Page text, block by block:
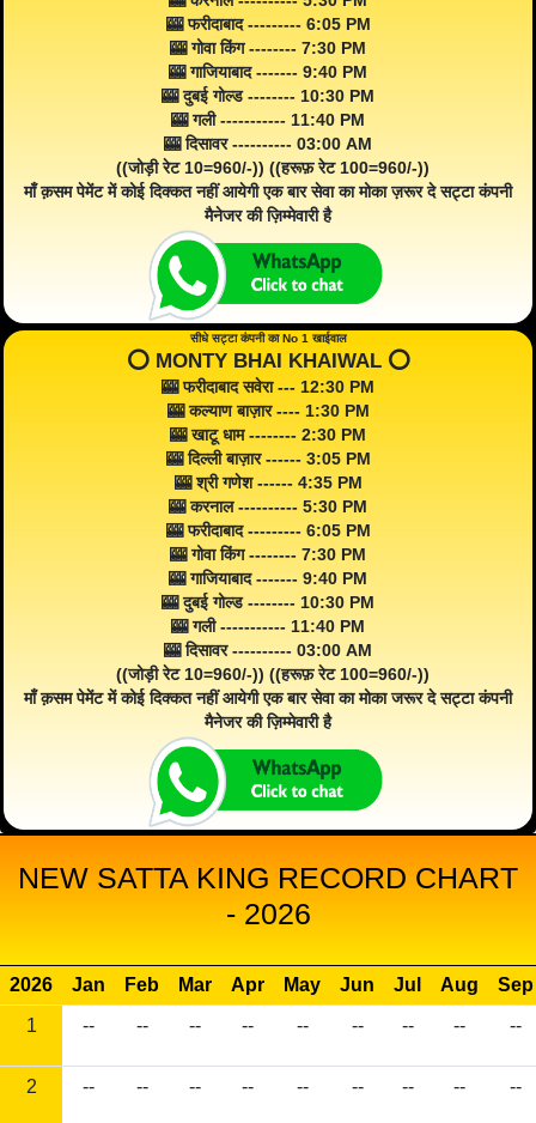
🎰 फरीदाबाद --------- 6:05 PM
🎰 गोवा किंग -------- 7:30 PM
🎰 गाजियाबाद ------- 9:40 PM
🎰 दुबई गोल्ड -------- 10:30 PM
🎰 गली ----------- 11:40 PM
🎰 दिसावर ---------- 03:00 AM
((जोड़ी रेट 10=960/-)) ((हरूफ़ रेट 100=960/-))
माँ क़सम पेमेंट में कोई दिक्कत नहीं आयेगी एक बार सेवा का मोका ज़रूर दे सट्टा कंपनी
मैनेजर की ज़िम्मेवारी है
सीधे सट्टा कंपनी का No 1 खाईवाल
⭕️ MONTY BHAI KHAIWAL ⭕️
🎰 फरीदाबाद सवेरा --- 12:30 PM
🎰 कल्याण बाज़ार ---- 1:30 PM
🎰 खाटू धाम -------- 2:30 PM
🎰 दिल्ली बाज़ार ------ 3:05 PM
🎰 श्री गणेश ------ 4:35 PM
🎰 करनाल ---------- 5:30 PM
🎰 फरीदाबाद --------- 6:05 PM
🎰 गोवा किंग -------- 7:30 PM
🎰 गाजियाबाद ------- 9:40 PM
🎰 दुबई गोल्ड -------- 10:30 PM
🎰 गली ----------- 11:40 PM
🎰 दिसावर ---------- 03:00 AM
((जोड़ी रेट 10=960/-)) ((हरूफ़ रेट 100=960/-))
माँ क़सम पेमेंट में कोई दिक्कत नहीं आयेगी एक बार सेवा का मोका जरूर दे सट्टा कंपनी
मैनेजर की ज़िम्मेवारी है
NEW SATTA KING RECORD CHART
- 2026
2026 Jan Feb Mar Apr May Jun Jul Aug
Sep
1
-- -- -- -- -- -- -- -- --
2 -- -- -- -- -- -- -- -- --